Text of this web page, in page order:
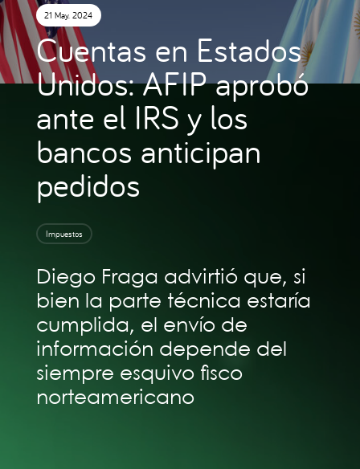
21 May. 2024
Cuentas en Estados
Unidos: AFIP aprobó
ante el IRS y los
bancos anticipan
pedidos
Impuestos
Diego Fraga advirtió que, si
bien la parte técnica estaría
cumplida, el envío de
información depende del
siempre esquivo fisco
norteamericano